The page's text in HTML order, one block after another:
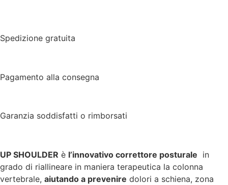
Spedizione gratuita
Pagamento alla consegna
Garanzia soddisfatti o rimborsati
UP SHOULDER è l’innovativo correttore posturale in
grado di riallineare in maniera terapeutica la colonna
vertebrale, aiutando a prevenire dolori a schiena, zona